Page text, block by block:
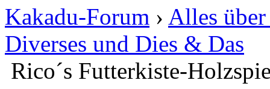
Kakadu-Forum › Alles
Diverses und Dies & Das
Rico´s Futterkiste-